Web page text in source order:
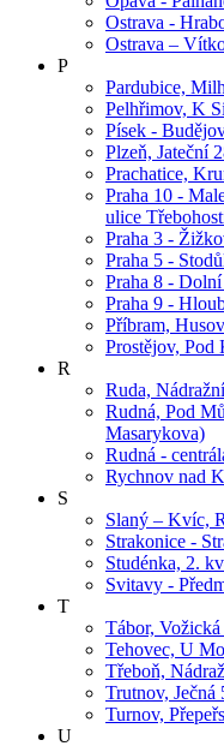
Ostrava -
Ostrava –
P
Pardubice,
Pelhřimov, K
Písek -
Plzeň, Jateční
Prachatice,
Praha 10 -
ulice
Praha 3 -
Praha 5 -
Praha 8 -
Praha 9 -
Příbram,
Prostějov, Pod
R
Ruda,
Rudná, Pod
Masarykova)
Rudná -
Rychnov nad
S
Slaný – Kvíc,
Strakonice -
Studénka, 2.
Svitavy -
T
Tábor, Vožická
Tehovec, U
Třeboň,
Trutnov, Ječná
Turnov,
U